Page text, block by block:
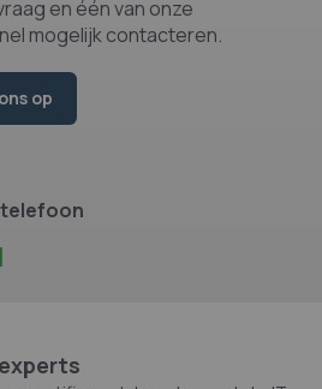
en één van onze
mogelijk contacteren.
op